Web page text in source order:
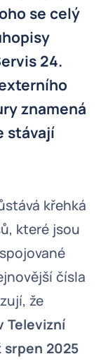
se celý
24.
znamená
stávají
křehká
které jsou
čísla
že
Televizní
srpen 2025